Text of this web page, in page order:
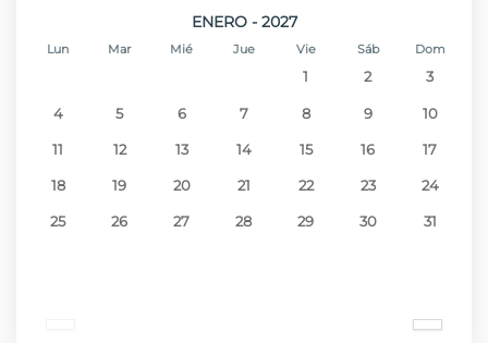
ENERO - 2027
Lun Mar Mié Jue Vie Sáb Dom
1 2 3
4 5 6 7 8 9 10
11 12 13 14 15 16 17
18 19 20 21 22 23 24
25 26 27 28 29 30 31